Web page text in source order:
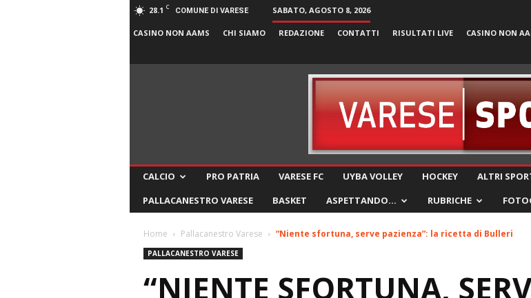
28.1 C COMUNE DI VARESE SABATO, AGOSTO 8, 2026
CASINO NON AAMS CHI SIAMO REDAZIONE CONTATTI RISULTATI LIVE CASINO NON
CALCIO PRO PATRIA VARESE FC UYBA VOLLEY HOCKEY ALTRI
PALLACANESTRO VARESE
BASKET ASPETTANDO… RUBRICHE
Home Pallacanestro Varese “Niente sfortuna, serve pazienza”: la ricetta di Bulleri
PALLACANESTRO VARESE
“NIENTE SFORTUNA,